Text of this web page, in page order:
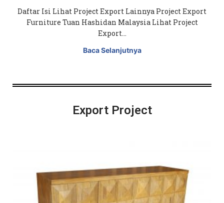
Daftar Isi Lihat Project Export Lainnya Project Export
Furniture Tuan Hashidan Malaysia Lihat Project
Export…
Baca Selanjutnya
Export Project